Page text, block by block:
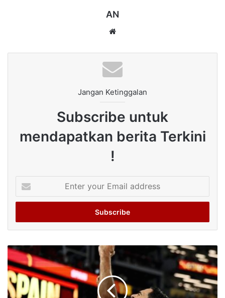
AN
Jangan Ketinggalan
Subscribe untuk
mendapatkan berita Terkini
!
your
Email